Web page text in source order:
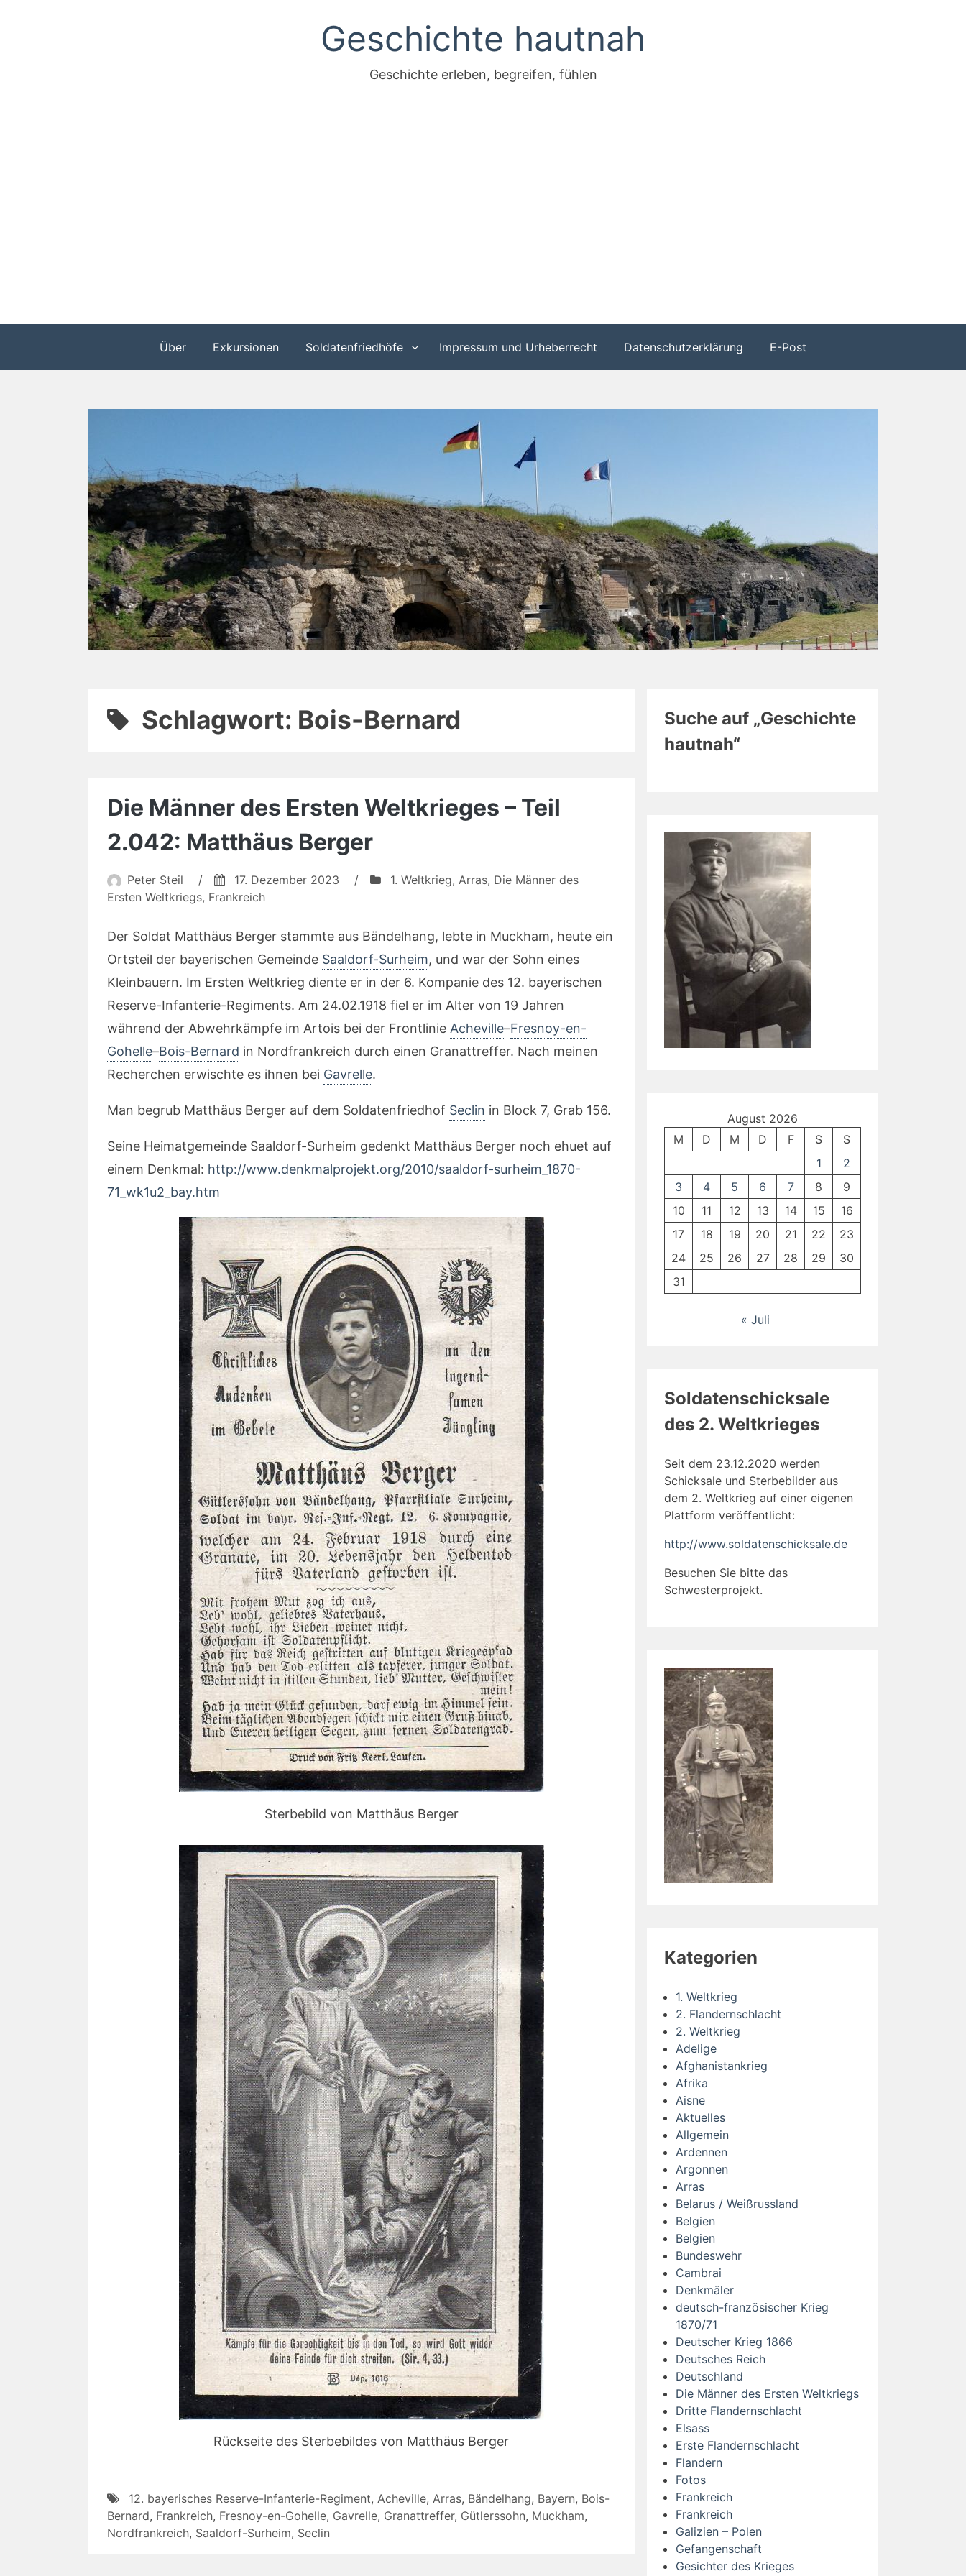
Geschichte hautnah
Geschichte erleben, begreifen, fühlen
Über Exkursionen Soldatenfriedhöfe Impressum und Urheberrecht Datenschutzerklärung E-Post
Schlagwort: Bois-Bernard
Die Männer des Ersten Weltkrieges – Teil
2.042: Matthäus Berger
Peter Steil / 17. Dezember 2023 / 1. Weltkrieg, Arras, Die Männer des
Ersten Weltkriegs, Frankreich
Der Soldat Matthäus Berger stammte aus Bändelhang, lebte in Muckham, heute ein
Ortsteil der bayerischen Gemeinde Saaldorf-Surheim, und war der Sohn eines
Kleinbauern. Im Ersten Weltkrieg diente er in der 6. Kompanie des 12. bayerischen
Reserve-Infanterie-Regiments. Am 24.02.1918 fiel er im Alter von 19 Jahren
während der Abwehrkämpfe im Artois bei der Frontlinie Acheville–Fresnoy-en-
Gohelle–Bois-Bernard in Nordfrankreich durch einen Granattreffer. Nach meinen
Recherchen erwischte es ihnen bei Gavrelle.
Man begrub Matthäus Berger auf dem Soldatenfriedhof Seclin in Block 7, Grab 156.
Seine Heimatgemeinde Saaldorf-Surheim gedenkt Matthäus Berger noch ehuet auf
einem Denkmal: http://www.denkmalprojekt.org/2010/saaldorf-surheim_1870-
71_wk1u2_bay.htm
Sterbebild von Matthäus Berger
Rückseite des Sterbebildes von Matthäus Berger
12. bayerisches Reserve-Infanterie-Regiment, Acheville, Arras, Bändelhang, Bayern, Bois-
Bernard, Frankreich, Fresnoy-en-Gohelle, Gavrelle, Granattreffer, Gütlerssohn, Muckham,
Nordfrankreich, Saaldorf-Surheim, Seclin
Suche auf „Geschichte
hautnah“
August 2026
M
D M D F S
S
1
2
3
4 5 6 7 8
9
10
11 12 13 14 15
16
17
18 19 20 21 22
23
24
25 26 27 28 29
30
31
« Juli
Soldatenschicksale
des 2. Weltkrieges
Seit dem 23.12.2020 werden
Schicksale und Sterbebilder aus
dem 2. Weltkrieg auf einer eigenen
Plattform veröffentlicht:
http://www.soldatenschicksale.de
Besuchen Sie bitte das
Schwesterprojekt.
Kategorien
1. Weltkrieg
2. Flandernschlacht
2. Weltkrieg
Adelige
Afghanistankrieg
Afrika
Aisne
Aktuelles
Allgemein
Ardennen
Argonnen
Arras
Belarus / Weißrussland
Belgien
Belgien
Bundeswehr
Cambrai
Denkmäler
deutsch-französischer Krieg
1870/71
Deutscher Krieg 1866
Deutsches Reich
Deutschland
Die Männer des Ersten Weltkriegs
Dritte Flandernschlacht
Elsass
Erste Flandernschlacht
Flandern
Fotos
Frankreich
Frankreich
Galizien – Polen
Gefangenschaft
Gesichter des Krieges